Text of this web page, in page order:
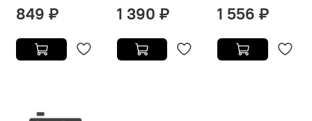
849 ₽ 1 390 ₽ 1 556 ₽